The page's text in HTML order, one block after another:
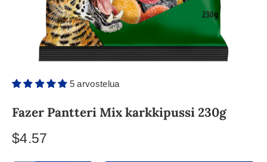
5 arvostelua
Fazer Pantteri Mix karkkipussi 230g
$4.57